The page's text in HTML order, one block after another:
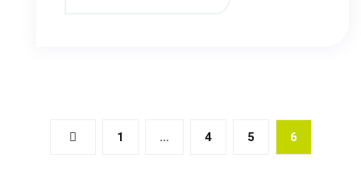
1 … 4 5 6